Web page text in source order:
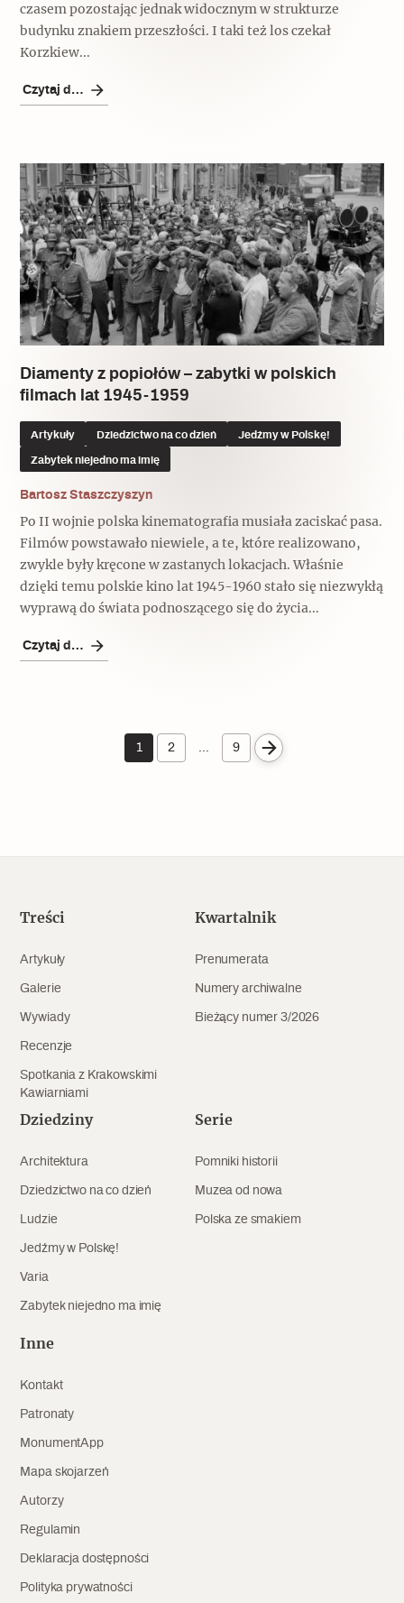
czasem pozostając jednak widocznym w strukturze
budynku znakiem przeszłości. I taki też los czekał
Korzkiew...
Czytaj dalej
Diamenty z popiołów – zabytki w polskich
filmach lat 1945-1959
Artykuły Dziedzictwo na co dzień Jedźmy w Polskę!
Zabytek niejedno ma imię
Bartosz Staszczyszyn
Po II wojnie polska kinematografia musiała zaciskać pasa.
Filmów powstawało niewiele, a te, które realizowano,
zwykle były kręcone w zastanych lokacjach. Właśnie
dzięki temu polskie kino lat 1945-1960 stało się niezwykłą
wyprawą do świata podnoszącego się do życia...
Czytaj dalej
1 2 … 9
Treści
Artykuły
Galerie
Wywiady
Recenzje
Spotkania z Krakowskimi
Kawiarniami
Kwartalnik
Prenumerata
Numery archiwalne
Bieżący numer 3/2026
Dziedziny
Architektura
Dziedzictwo na co dzień
Ludzie
Jedźmy w Polskę!
Varia
Zabytek niejedno ma imię
Serie
Pomniki historii
Muzea od nowa
Polska ze smakiem
Inne
Kontakt
Patronaty
MonumentApp
Mapa skojarzeń
Autorzy
Regulamin
Deklaracja dostępności
Polityka prywatności